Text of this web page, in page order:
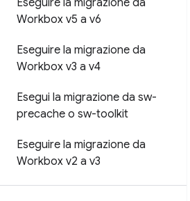
Eseguire la migrazione da
Workbox v5 a v6
Eseguire la migrazione da
Workbox v3 a v4
Esegui la migrazione da sw-
precache o sw-toolkit
Eseguire la migrazione da
Workbox v2 a v3